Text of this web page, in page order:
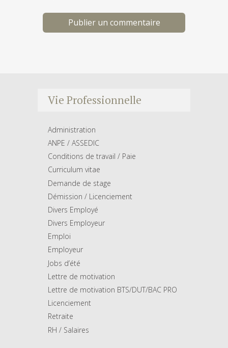
Vie Professionnelle
Administration
ANPE / ASSEDIC
Conditions de travail / Paie
Curriculum vitae
Demande de stage
Démission / Licenciement
Divers Employé
Divers Employeur
Emploi
Employeur
Jobs d’été
Lettre de motivation
Lettre de motivation BTS/DUT/BAC PRO
Licenciement
Retraite
RH / Salaires